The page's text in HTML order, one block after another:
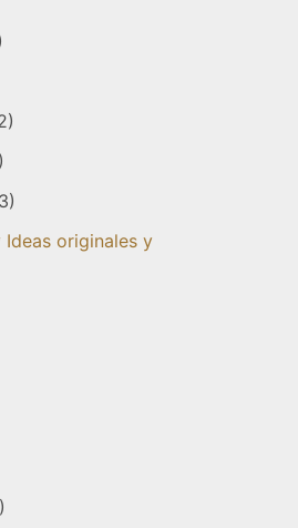
originales y